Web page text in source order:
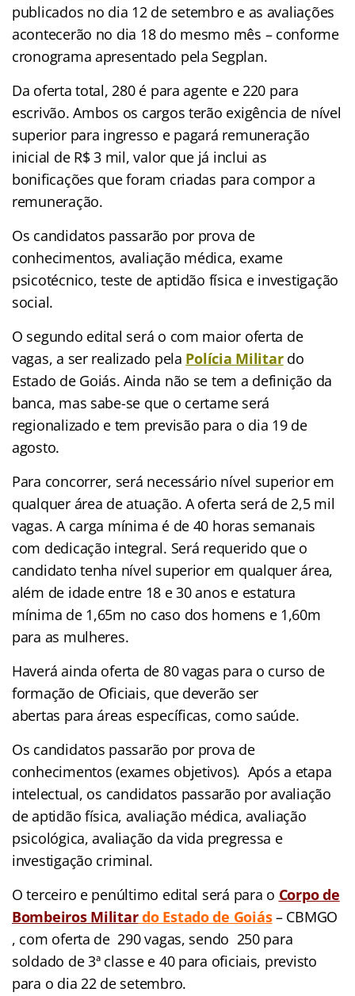
publicados no dia 12 de setembro e as avaliações
acontecerão no dia 18 do mesmo mês – conforme
cronograma apresentado pela Segplan.
Da oferta total, 280 é para agente e 220 para
escrivão. Ambos os cargos terão exigência de nível
superior para ingresso e pagará remuneração
inicial de R$ 3 mil, valor que já inclui as
bonificações que foram criadas para compor a
remuneração.
Os candidatos passarão por prova de
conhecimentos, avaliação médica, exame
psicotécnico, teste de aptidão física e investigação
social.
O segundo edital será o com maior oferta de
vagas, a ser realizado pela Polícia Militardo
Estado de Goiás. Ainda não se tem a definição da
banca, mas sabe-se que o certame será
regionalizado e tem previsão para o dia 19 de
agosto.
Para concorrer, será necessário nível superior em
qualquer área de atuação. A oferta será de 2,5 mil
vagas. A carga mínima é de 40 horas semanais
com dedicação integral. Será requerido que o
candidato tenha nível superior em qualquer área,
além de idade entre 18 e 30 anos e estatura
mínima de 1,65m no caso dos homens e 1,60m
para as mulheres.
Haverá ainda oferta de 80 vagas para o curso de
formação de Oficiais, que deverão ser
abertas para áreas específicas, como saúde.
Os candidatos passarão por prova de
conhecimentos (exames objetivos). Após a etapa
intelectual, os candidatos passarão por avaliação
de aptidão física, avaliação médica, avaliação
psicológica, avaliação da vida pregressa e
investigação criminal.
O terceiro e penúltimo edital será para o Corpo de
Bombeiros Militardo Estado de Goiás– CBMGO
, com oferta de 290 vagas, sendo 250 para
soldado de 3ª classe e 40 para oficiais, previsto
para o dia 22 de setembro.